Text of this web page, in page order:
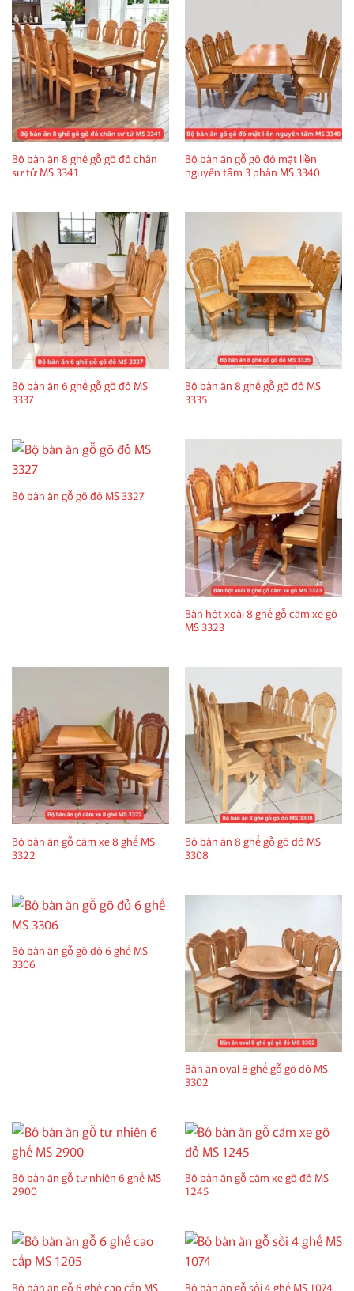
Bộ bàn ăn 8 ghế gỗ gõ đỏ chân
sư tử MS 3341
Bộ bàn ăn gỗ gõ đỏ mặt liền
nguyên tấm 3 phân MS 3340
Bộ bàn ăn 6 ghế gỗ gõ đỏ MS
3337
Bộ bàn ăn 8 ghế gỗ gõ đỏ MS
3335
Bộ bàn ăn gỗ gõ đỏ MS 3327
Bàn hột xoài 8 ghế gỗ căm xe gõ
MS 3323
Bộ bàn ăn gỗ căm xe 8 ghế MS
3322
Bộ bàn ăn 8 ghế gỗ gõ đỏ MS
3308
Bộ bàn ăn gỗ gõ đỏ 6 ghế MS
3306
Bàn ăn oval 8 ghế gỗ gõ đỏ MS
3302
Bộ bàn ăn gỗ tự nhiên 6 ghế MS
2900
Bộ bàn ăn gỗ căm xe gõ đỏ MS
1245
Bộ bàn ăn gỗ 6 ghế cao cấp MS Bộ bàn ăn gỗ sồi 4 ghế MS 1074